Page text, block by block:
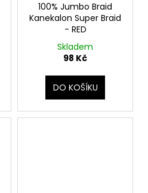
100% Jumbo Braid
Kanekalon Super Braid
- RED
Skladem
98 Kč
DO KOŠÍKU